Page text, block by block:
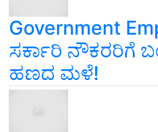
Government
ಸರ್ಕಾರಿ ನೌಕರರಿಗೆ
ಹಣದ ಮಳೆ!